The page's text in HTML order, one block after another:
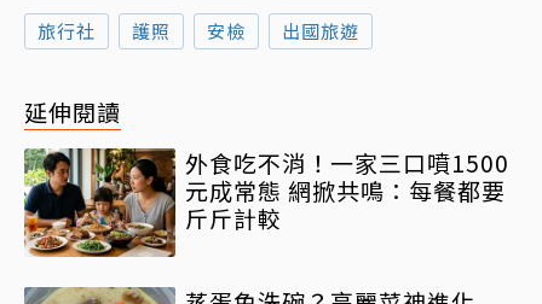
旅行社 護照 安檢 出國旅遊
延伸閱讀
外食吃不消！一家三口噴1500
元成常態 網掀共鳴：每餐都要
斤斤計較